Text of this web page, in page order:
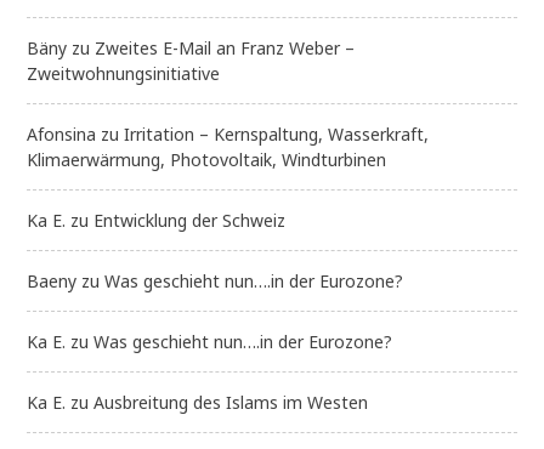
Bäny zu Zweites E-Mail an Franz Weber –
Zweitwohnungsinitiative
Afonsina zuIrritation – Kernspaltung, Wasserkraft,
Klimaerwärmung, Photovoltaik, Windturbinen
Ka E. zu Entwicklung der Schweiz
Baeny zuWas geschieht nun….in der Eurozone?
Ka E. zuWas geschieht nun….in der Eurozone?
Ka E. zuAusbreitung des Islams im Westen